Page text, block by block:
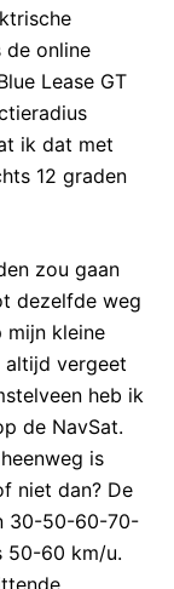
de online
Lease GT
ik dat met
12 graden
zou gaan
dezelfde weg
mijn kleine
vergeet
heb ik
de NavSat.
is
niet dan? De
30-50-60-70-
50-60 km/u.